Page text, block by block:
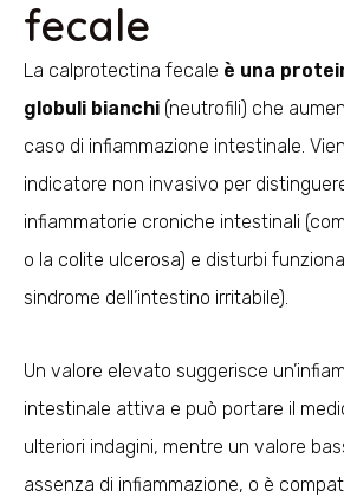
fecale
La calprotectina fecale è una
globuli bianchi (neutrofili) che
caso di infiammazione intestinale.
indicatore non invasivo per
infiammatorie croniche intestinali
o la colite ulcerosa) e disturbi
sindrome dell’intestino irritabile).
Un valore elevato suggerisce
intestinale attiva e può portare il
ulteriori indagini, mentre un valore
assenza di infiammazione, o è